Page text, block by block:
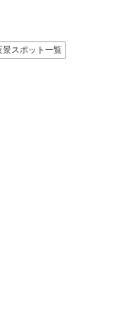
景スポット一覧